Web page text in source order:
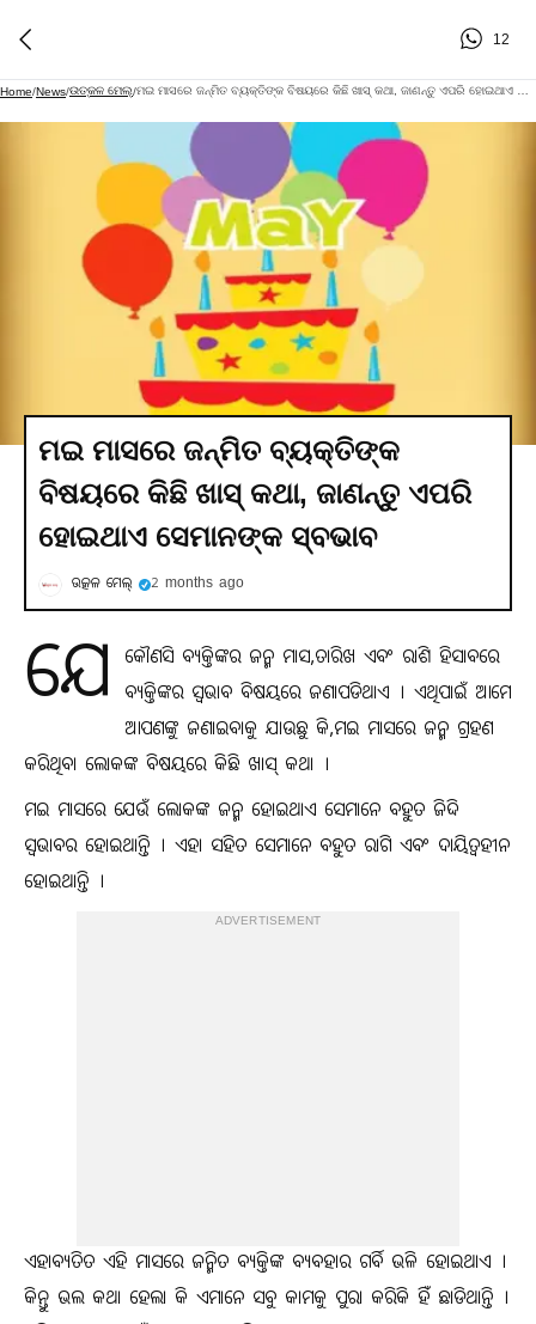
12
Home/News/ଉତ୍କଳ ମେଲ୍/
ମଇ ମାସରେ ଜନ୍ମିତ ବ୍ୟକ୍ତିଙ୍କ
ବିଷୟରେ କିଛି ଖାସ୍ କଥା, ଜାଣନ୍ତୁ ଏପରି
ହୋଇଥାଏ ସେମାନଙ୍କ ସ୍ବଭାବ
ଉତ୍କଳ ମେଲ୍ 2 months ago
ଯେ
କୌଣସି ବ୍ୟକ୍ତିଙ୍କର ଜନ୍ମ ମାସ,ତାରିଖ ଏବଂ ରାଶି ହିସାବରେ
ବ୍ୟକ୍ତିଙ୍କର ସ୍ବଭାବ ବିଷୟରେ ଜଣାପଡିଥାଏ । ଏଥିପାଇଁ ଆମେ
ଆପଣଙ୍କୁ ଜଣାଇବାକୁ ଯାଉଛୁ କି,ମଇ ମାସରେ ଜନ୍ମ ଗ୍ରହଣ
କରିଥିବା ଲୋକଙ୍କ ବିଷୟରେ କିଛି ଖାସ୍ କଥା ।
ମଇ ମାସରେ ଯେଉଁ ଲୋକଙ୍କ ଜନ୍ମ ହୋଇଥାଏ ସେମାନେ ବହୁତ ଜିଦ୍ଦି
ସ୍ବଭାବର ହୋଇଥାନ୍ତି । ଏହା ସହିତ ସେମାନେ ବହୁତ ରାଗି ଏବଂ ଦାୟିତ୍ବହୀନ
ହୋଇଥାନ୍ତି ।
ADVERTISEMENT
ଏହାବ୍ୟତିତ ଏହି ମାସରେ ଜନ୍ମିତ ବ୍ୟକ୍ତିଙ୍କ ବ୍ୟବହାର ଗର୍ବି ଭଳି ହୋଇଥାଏ ।
କିନ୍ତୁ ଭଲ କଥା ହେଲା କି ଏମାନେ ସବୁ କାମକୁ ପୁରା କରିକି ହିଁ ଛାଡିଥାନ୍ତି ।